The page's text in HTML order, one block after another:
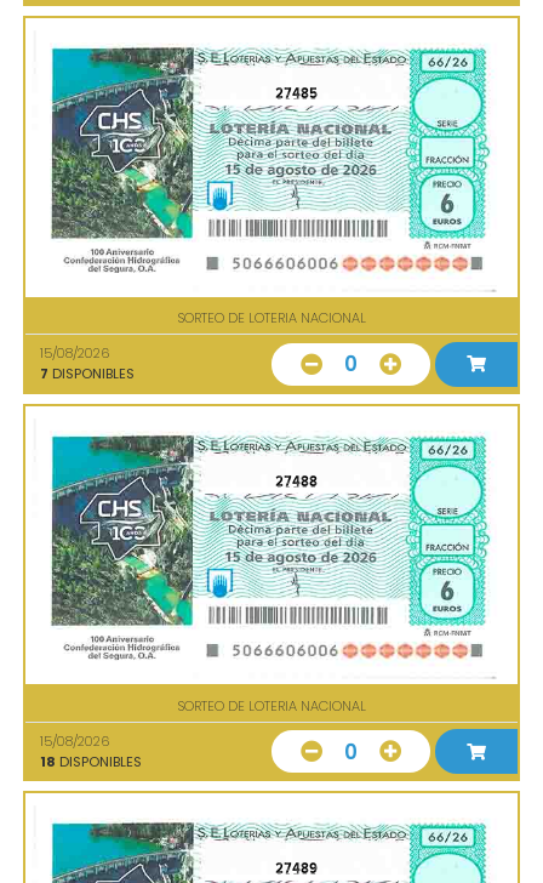
27485
SORTEO DE LOTERIA NACIONAL
15/08/2026
7 DISPONIBLES 0
27488
SORTEO DE LOTERIA NACIONAL
15/08/2026
18 DISPONIBLES 0
27489